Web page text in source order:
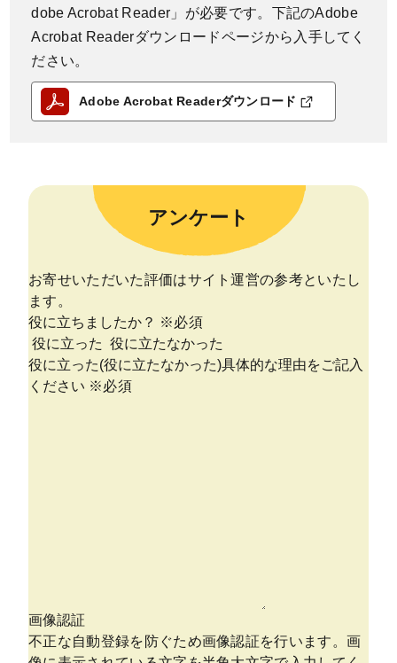
dobe Acrobat Reader」が必要です。下記のAdobe
Acrobat Readerダウンロードページから入手してく
ださい。
Adobe Acrobat Readerダウンロード
アンケート